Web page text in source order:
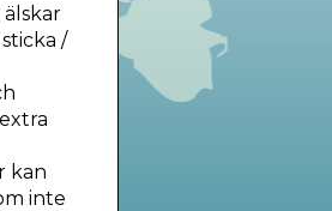
älskar
/
kan
inte